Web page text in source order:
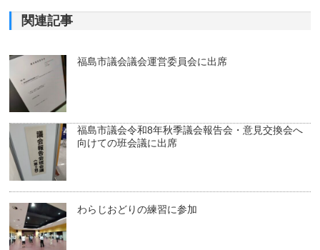
関連記事
福島市議会議会運営委員会に出席
福島市議会令和8年秋季議会報告会・意見交換会へ
向けての班会議に出席
わらじおどりの練習に参加